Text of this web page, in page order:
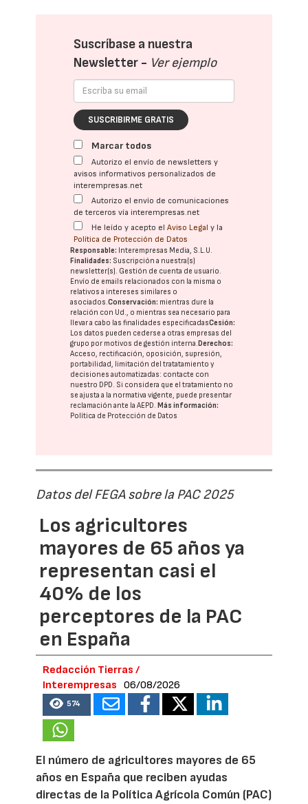
Suscríbase a nuestra
Newsletter - Ver ejemplo
SUSCRIBIRME GRATIS
Marcar todos
Autorizo el envío de newsletters y
avisos informativos personalizados de
interempresas.net
Autorizo el envío de comunicaciones
de terceros vía interempresas.net
He leído y acepto elAviso Legal y la
Política de Protección de Datos
Responsable: Interempresas Media, S.L.U.
Finalidades: Suscripción a nuestra(s)
newsletter(s). Gestión de cuenta de usuario.
Envío de emails relacionados con la misma o
relativos a intereses similares o
asociados.Conservación: mientras dure la
relación con Ud., o mientras sea necesario para
llevar a cabo las finalidades especificadasCesión:
Los datos pueden cederse a otras empresas del
grupo por motivos de gestión interna.Derechos:
Acceso, rectificación, oposición, supresión,
portabilidad, limitación del tratatamiento y
decisiones automatizadas: contacte con
nuestro DPD. Si considera que el tratamiento no
se ajusta a la normativa vigente, puede presentar
reclamación ante laAEPD.Más información:
Política de Protección de Datos
Datos del FEGA sobre la PAC 2025
Los agricultores
mayores de 65 años ya
representan casi el
40% de los
perceptores de la PAC
en España
Redacción Tierras /
Interempresas
06/08/2026
574
El número de agricultores mayores de 65
años en España que reciben ayudas
directas de la Política Agrícola Común (PAC)